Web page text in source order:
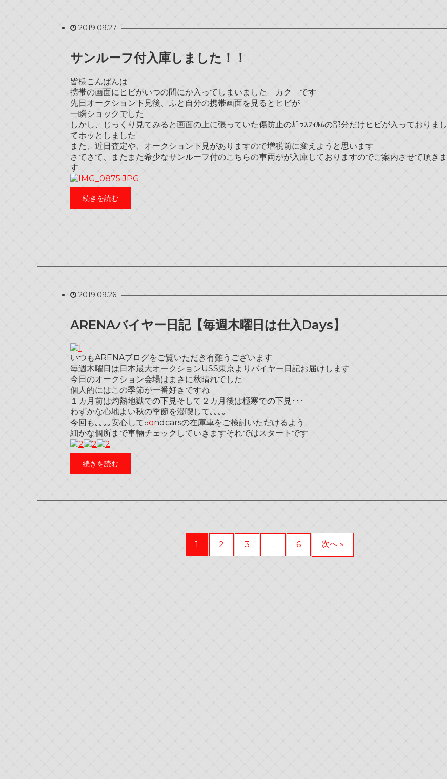
2019.09.27
サンルーフ付入庫しました！！
皆様こんばんは
携帯の画面にヒビがいつの間にか入ってしまいました カク です
先日オークション下見後、ふと自分の携帯画面を見るとヒビが
一瞬ショックでした
しかし、じっくり見てみると画面の上に張っていた傷防止のｶﾞﾗｽﾌｨﾙﾑの部分だけヒビが入っておりまし
てホッとしました
また、近日査定や、オークション下見がありますので増税前に変えようと思います
さてさて、またまた希少なサンルーフ付のこちらの車両がが入庫しておりますのでご案内させて頂きま
す
続きを読む
2019.09.26
ARENAバイヤー日記【毎週木曜日は仕入Days】
いつもARENAブログをご覧いただき有難うございます
毎週木曜日は日本最大オークションUSS東京よりバイヤー日記お届けします
今日のオークション会場はまさに秋晴れでした
個人的にはこの季節が一番好きですね
１カ月前は灼熱地獄での下見そして２カ月後は極寒での下見･･･
わずかな心地よい秋の季節を漫喫して｡｡｡｡
今回も｡｡｡｡安心してbondcarsの在庫車をご検討いただけるよう
細かな個所まで車輛チェックしていきますそれではスタートです
続きを読む
1 2 3 … 6 次へ »